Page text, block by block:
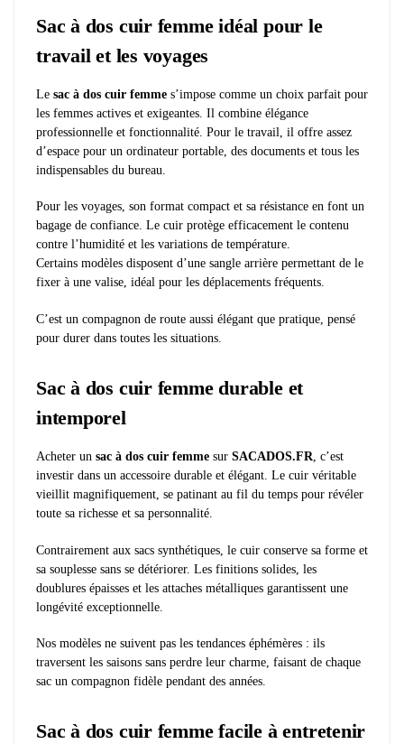
Sac à dos cuir femme idéal pour le
travail et les voyages
Le sac à dos cuir femme s’impose comme un choix parfait pour
les femmes actives et exigeantes. Il combine élégance
professionnelle et fonctionnalité. Pour le travail, il offre assez
d’espace pour un ordinateur portable, des documents et tous les
indispensables du bureau.
Pour les voyages, son format compact et sa résistance en font un
bagage de confiance. Le cuir protège efficacement le contenu
contre l’humidité et les variations de température.
Certains modèles disposent d’une sangle arrière permettant de le
fixer à une valise, idéal pour les déplacements fréquents.
C’est un compagnon de route aussi élégant que pratique, pensé
pour durer dans toutes les situations.
Sac à dos cuir femme durable et
intemporel
Acheter un sac à dos cuir femme sur SACADOS.FR, c’est
investir dans un accessoire durable et élégant. Le cuir véritable
vieillit magnifiquement, se patinant au fil du temps pour révéler
toute sa richesse et sa personnalité.
Contrairement aux sacs synthétiques, le cuir conserve sa forme et
sa souplesse sans se détériorer. Les finitions solides, les
doublures épaisses et les attaches métalliques garantissent une
longévité exceptionnelle.
Nos modèles ne suivent pas les tendances éphémères : ils
traversent les saisons sans perdre leur charme, faisant de chaque
sac un compagnon fidèle pendant des années.
Sac à dos cuir femme facile à entretenir